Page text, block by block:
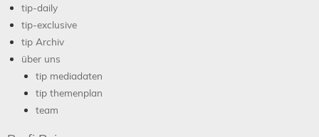
tip-daily
tip-exclusive
tip Archiv
über uns
tip mediadaten
tip themenplan
team